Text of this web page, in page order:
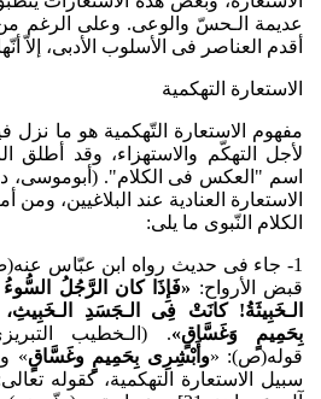
عدیمة الـحسّ والوعی. وعلی الرغم من
أقدم العناصر فی الأسلوب الأدبی، إلاّ
الاستعارة التهکمیة
مفهوم الاستعارة التّهکمیة هو ما نزل
لأجل التهکّم والاستهزاء، وقد
الاستعارة العنادیة عند البلاغیین، ومن
الکلام النّبوی ما یلی:
1- جاء فی حدیث رواه ابن عبّاس
قبض الأرواح: «فَإِذَا کان الرَّجُلُ
الـخَبِیثَةُ! کانَت فِی الـجَسَدِ الـخَبِیثِ،
بِحَمِیمٍ وَغَسَّاقٍ»
قوله(ص): «وأَبشِرِی بِحَمِیمٍ وغَسَّاقٍ»
سبیل الاستعارة التهکمیة، کقوله